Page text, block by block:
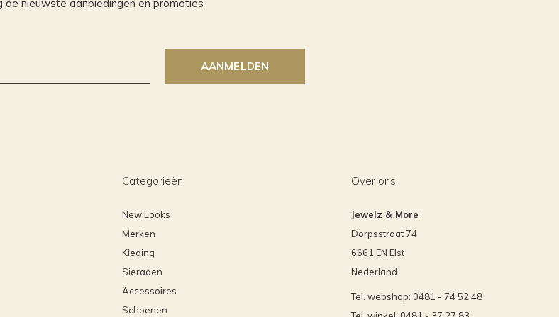
de nieuwste aanbiedingen en promoties
AANMELDEN
Categorieën
New Looks
Merken
Kleding
Sieraden
Accessoires
Schoenen
Over ons
Jewelz & More
Dorpsstraat 74
6661 EN Elst
Nederland
Tel. webshop: 0481 - 74 52 48